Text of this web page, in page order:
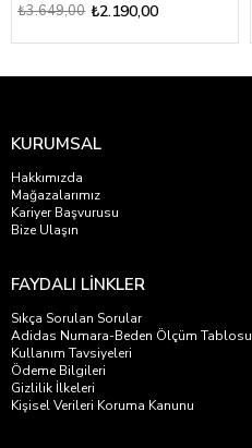
₺2.190,00
₺3.649,00
KURUMSAL
Hakkımızda
Mağazalarımız
Kariyer Başvurusu
Bize Ulaşın
FAYDALI LİNKLER
Sıkça Sorulan Sorular
Adidas Numara-Beden Ölçüm Tablosu
Kullanım Tavsiyeleri
Ödeme Bilgileri
Gizlilik İlkeleri
Kişisel Verileri Koruma Kanunu